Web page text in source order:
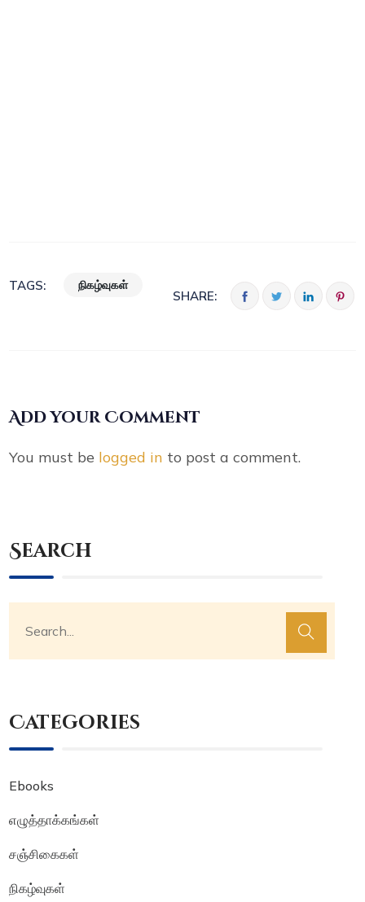
TAGS: நிகழ்வுகள்
SHARE:
Add your Comment
You must be logged in to post a comment.
Search
Categories
Ebooks
எழுத்தாக்கங்கள்
சஞ்சிகைகள்
நிகழ்வுகள்